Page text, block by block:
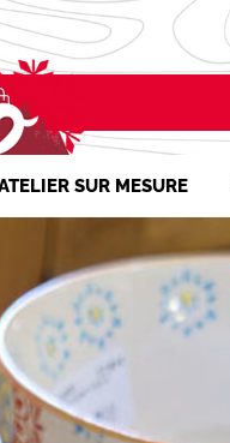
SUR MESURE